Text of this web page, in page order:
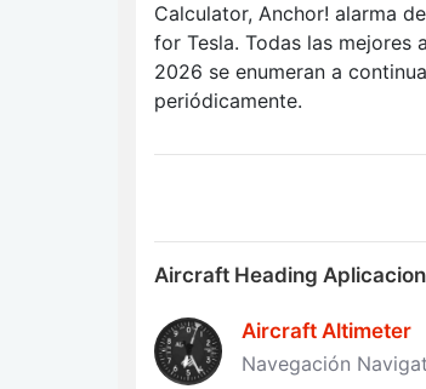
Calculator, Anchor! alarma
for Tesla. Todas las mejores
2026 se enumeran a
periódicamente.
Aircraft Heading
Aircraft Altimeter
Navegación